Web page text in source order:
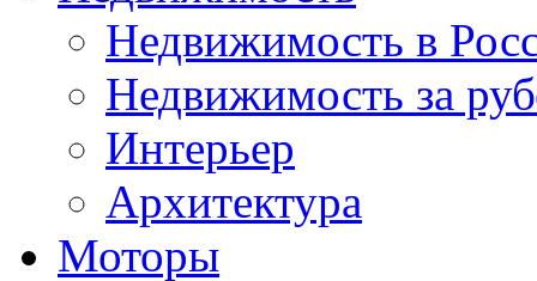
Недвижимость в
Недвижимость за
Интерьер
Архитектура
Моторы